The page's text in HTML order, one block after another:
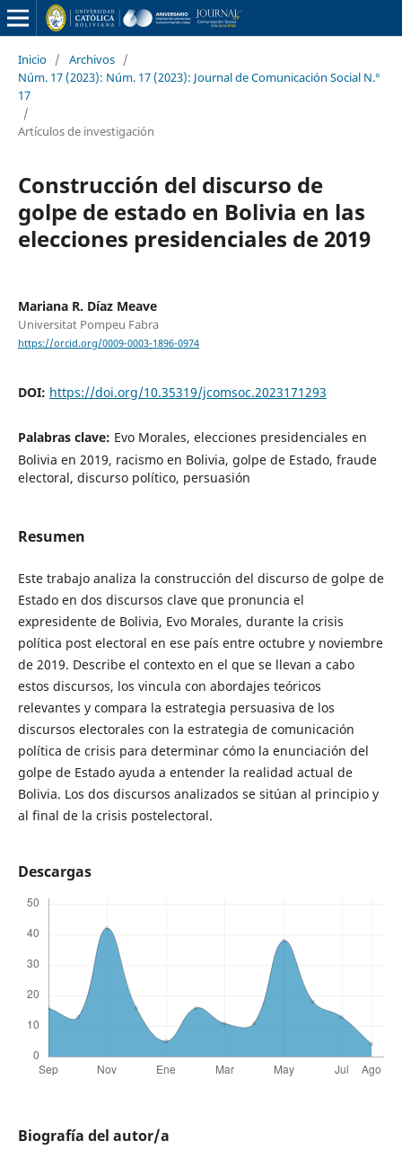
Inicio / Archivos /
Núm. 17 (2023): Núm. 17 (2023): Journal de Comunicación Social N.°
17
/
Artículos de investigación
Construcción del discurso de
golpe de estado en Bolivia en las
elecciones presidenciales de 2019
Mariana R. Díaz Meave
Universitat Pompeu Fabra
https://orcid.org/0009-0003-1896-0974
DOI: https://doi.org/10.35319/jcomsoc.2023171293
Palabras clave: Evo Morales, elecciones presidenciales en
Bolivia en 2019, racismo en Bolivia, golpe de Estado, fraude
electoral, discurso político, persuasión
Resumen
Este trabajo analiza la construcción del discurso de golpe de
Estado en dos discursos clave que pronuncia el
expresidente de Bolivia, Evo Morales, durante la crisis
política post electoral en ese país entre octubre y noviembre
de 2019. Describe el contexto en el que se llevan a cabo
estos discursos, los vincula con abordajes teóricos
relevantes y compara la estrategia persuasiva de los
discursos electorales con la estrategia de comunicación
política de crisis para determinar cómo la enunciación del
golpe de Estado ayuda a entender la realidad actual de
Bolivia. Los dos discursos analizados se sitúan al principio y
al final de la crisis postelectoral.
Descargas
Biografía del autor/a